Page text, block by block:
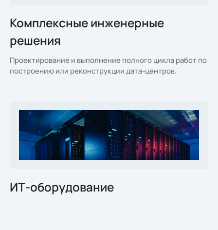
Комплексные инженерные
решения
Проектирование и выполнение полного цикла работ по
построению или реконструкции дата-центров.
ИТ-оборудование